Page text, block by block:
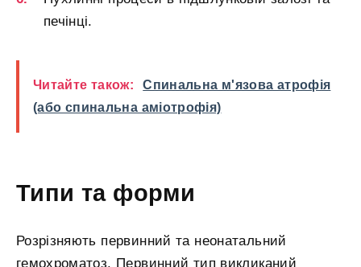
печінці.
Читайте також:
Спинальна м'язова атрофія
(або спинальна аміотрофія)
Типи та форми
Розрізняють первинний та неонатальний
гемохроматоз. Первинний тип викликаний